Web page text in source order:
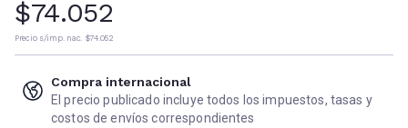
$74.052
Precio s/imp. nac. $74.052
Compra internacional
El precio publicado incluye todos los impuestos, tasas y
costos de envíos correspondientes